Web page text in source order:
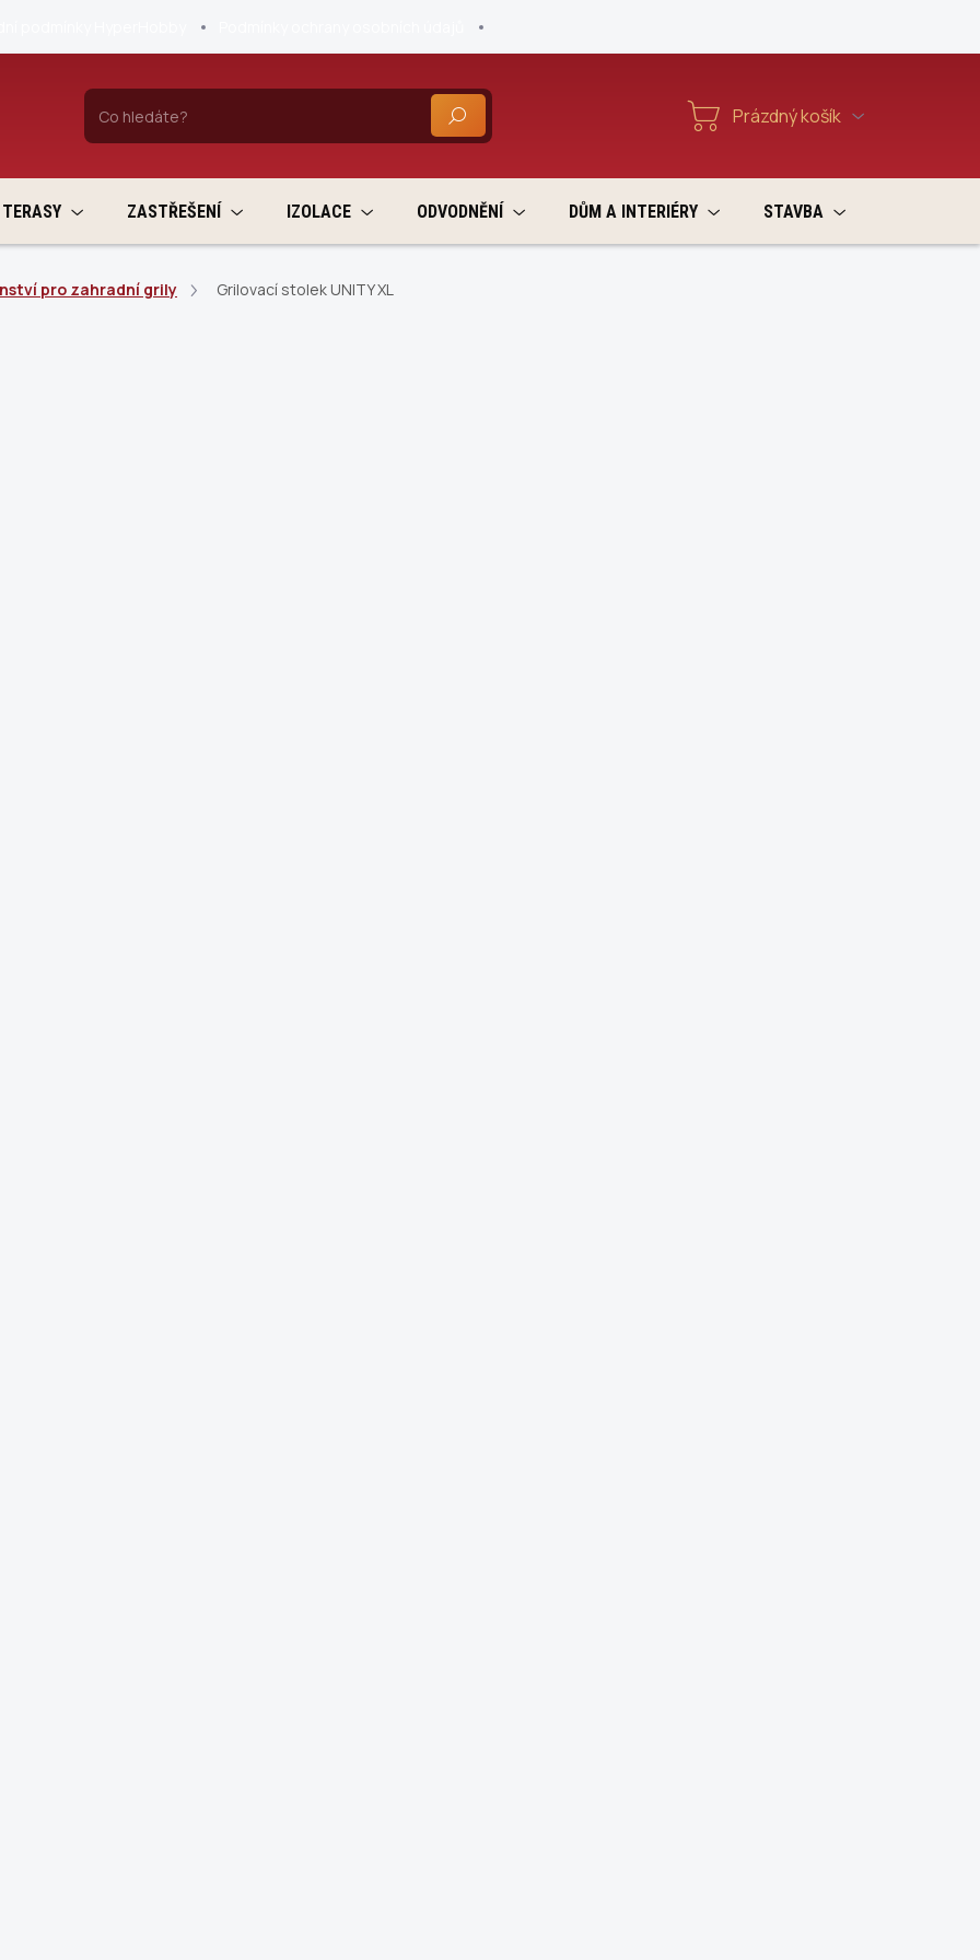
HLEDAT Nákupní
Prázdný košík
TERASY ZASTŘEŠENÍ IZOLACE ODVODNĚNÍ DŮM A INTERIÉRY STAVBA
pro zahradní grily Grilovací stolek UNITY XL